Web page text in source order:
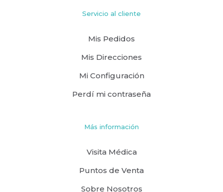
Servicio al cliente
Mis Pedidos
Mis Direcciones
Mi Configuración
Perdí mi contraseña
Más información
Visita Médica
Puntos de Venta
Sobre Nosotros